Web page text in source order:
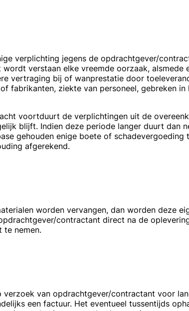
verplichting jegens de opdrachtgever/
verstaan elke vreemde oorzaak,
vertraging bij of wanprestatie door
fabrikanten, ziekte van personeel, gebreken
voortduurt de verplichtingen uit de
blijft. Indien deze periode langer duurt dan
gehouden enige boete of
afgerekend.
worden vervangen, dan worden deze
contractant direct na de
te nemen.
van opdrachtgever/contractant voor
een factuur. Het eventueel tussentijds